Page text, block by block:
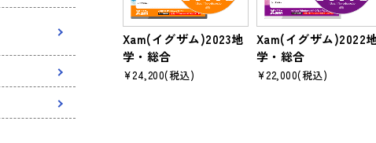
Xam(イグザム)2023地
学・総合
¥24,200(税込)
Xam(イグザム)2022
学・総合
¥22,000(税込)